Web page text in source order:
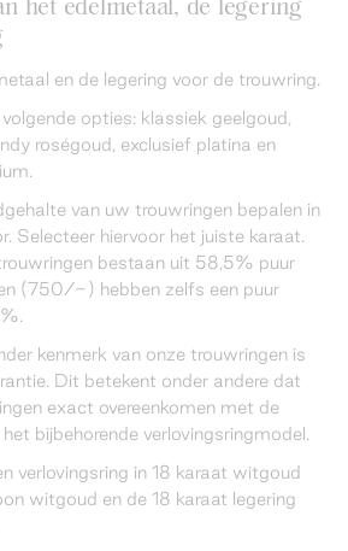
het edelmetaal, de legering
en de legering voor de trouwring.
opties: klassiek geelgoud,
roségoud, exclusief platina en
van uw trouwringen bepalen in
Selecteer hiervoor het juiste karaat.
bestaan uit 58,5% puur
(750/-) hebben zelfs een puur
kenmerk van onze trouwringen is
Dit betekent onder andere dat
exact overeenkomen met de
bijbehorende verlovingsringmodel.
verlovingsring in 18 karaat witgoud
witgoud en de 18 karaat legering